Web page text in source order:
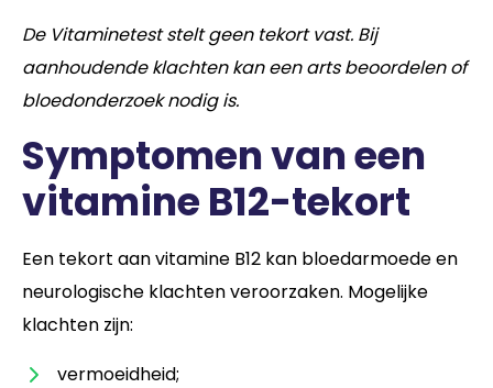
De Vitaminetest stelt geen tekort vast. Bij
aanhoudende klachten kan een arts beoordelen of
bloedonderzoek nodig is.
Symptomen van een
vitamine B12-tekort
Een tekort aan vitamine B12 kan bloedarmoede en
neurologische klachten veroorzaken. Mogelijke
klachten zijn:
vermoeidheid;